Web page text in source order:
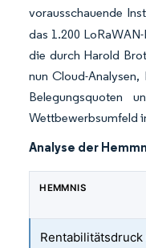
vorausschauende
das 1.200
die durch Harold
nun Cloud-
Belegungsquoten
Wettbewerbsumfeld
Analyse der
HEMMNIS